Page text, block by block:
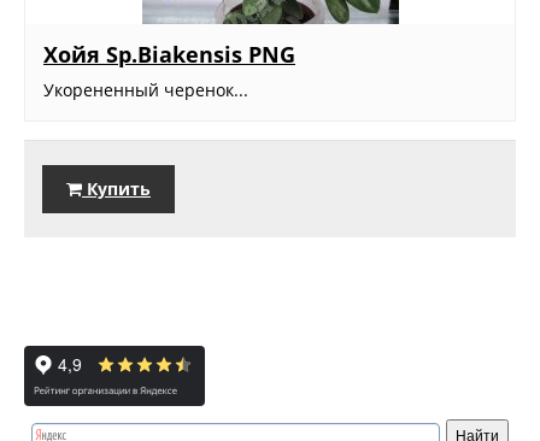
Хойя Sp.Biakensis PNG
Укорененный черенок...
Купить